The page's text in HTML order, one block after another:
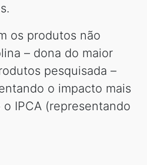
os produtos não
– dona do maior
pesquisada –
o impacto mais
IPCA (representando